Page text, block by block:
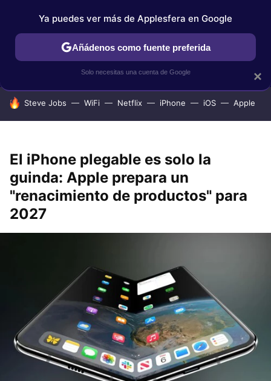
IPHONE TUTORIALES APPLESFERA SELECCIÓN
HOY SE HABLA DE
Steve Jobs WiFi Netflix iPhone iOS Apple
El iPhone plegable es solo la
guinda: Apple prepara un
"renacimiento de productos" para
2027
×
Ya puedes ver más de Applesfera en Google
Añádenos como fuente preferida
Solo necesitas una cuenta de Google